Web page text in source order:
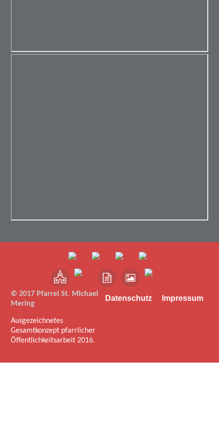
© 2017 Pfarrei St. Michael
Mering
Ausgezeichnetes
Gesamtkonzept pfarrlicher
Öffentlichkeitsarbeit 2016.
Datenschutz Impressum